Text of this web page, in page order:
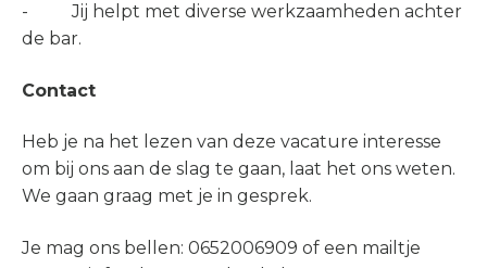
- Jij helpt met diverse werkzaamheden achter
de bar.
Contact
Heb je na het lezen van deze vacature interesse
om bij ons aan de slag te gaan, laat het ons weten.
We gaan graag met je in gesprek.
Je mag ons bellen: 0652006909 of een mailtje